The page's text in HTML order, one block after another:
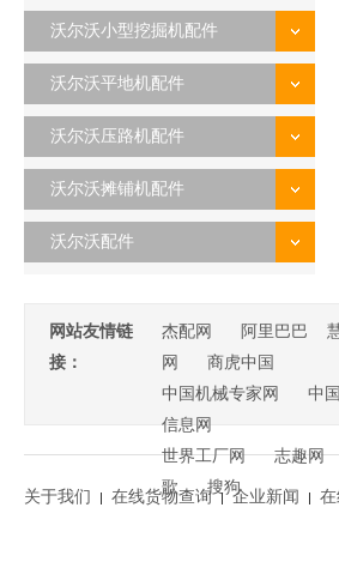
沃尔沃小型挖掘机配件
沃尔沃平地机配件
沃尔沃压路机配件
沃尔沃摊铺机配件
沃尔沃配件
网站友情链
接：
杰配网 阿里巴巴
网
商虎中国
中国机械专家网
中
信息网
世界工厂网
志趣网
歌
搜狗
关于我们 在线货物查询 企业新闻